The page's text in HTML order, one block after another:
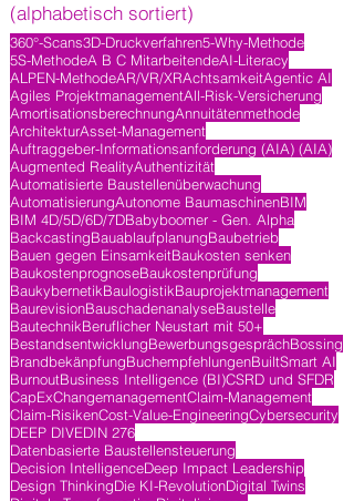
(alphabetisch sortiert)
360°-Scans3D-Druckverfahren5-Why-Methode
5S-MethodeA B C MitarbeitendeAI-Literacy
ALPEN-MethodeAR/VR/XRAchtsamkeitAgentic AI
Agiles ProjektmanagementAll-Risk-Versicherung
AmortisationsberechnungAnnuitätenmethode
ArchitekturAsset-Management
Auftraggeber-Informationsanforderung (AIA) (AIA)
Augmented RealityAuthentizität
Automatisierte Baustellenüberwachung
AutomatisierungAutonome BaumaschinenBIM
BIM 4D/5D/6D/7DBabyboomer - Gen. Alpha
BackcastingBauablaufplanungBaubetrieb
Bauen gegen EinsamkeitBaukosten senken
BaukostenprognoseBaukostenprüfung
BaukybernetikBaulogistikBauprojektmanagement
BaurevisionBauschadenanalyseBaustelle
BautechnikBeruflicher Neustart mit 50+
BestandsentwicklungBewerbungsgesprächBossing
BrandbekänpfungBuchempfehlungenBuiltSmart AI
BurnoutBusiness Intelligence (BI)CSRD und SFDR
CapExChangemanagementClaim-Management
Claim-RisikenCost-Value-EngineeringCybersecurity
DEEP DIVEDIN 276
Datenbasierte Baustellensteuerung
Decision IntelligenceDeep Impact Leadership
Design ThinkingDie KI-RevolutionDigital Twins